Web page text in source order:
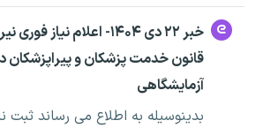
خبر ۲۲ دی ۱۴۰۴- اعلام
قانون خدمت پزشکان و پیراپزشکان
آزمایشگاهی
بدینوسیله به اطلاع می رساند ثبت